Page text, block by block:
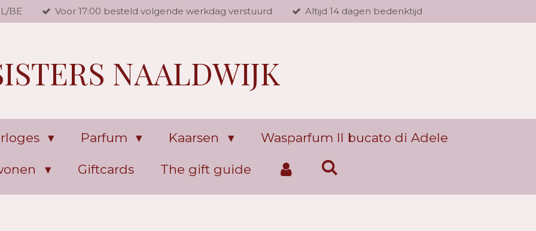
BE Voor 17:00 besteld volgende werkdag verstuurd Altijd 14 dagen bedenktijd
NAALDWIJK
Parfum Kaarsen Wasparfum Il bucato di Adele
Giftcards The gift guide